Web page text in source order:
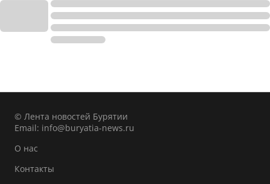
© Лента новостей Бурятии
Email: info@buryatia-news.ru
О нас
Контакты